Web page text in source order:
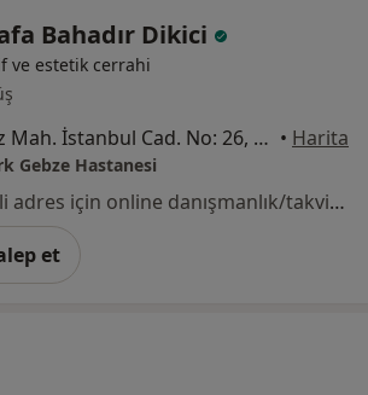
Bahadır Dikici
ve estetik cerrahi
Osman Yılmaz Mah. İstanbul Cad. No: 26, Kocaeli • Harita
Gebze Hastanesi
Bu uzman ilgili adres için online danışmanlık/takvim sunmuyor.
et